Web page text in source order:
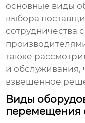
основные виды
выбора
сотрудничества
также
и обслуживания,
взвешенное
Виды
перемещения